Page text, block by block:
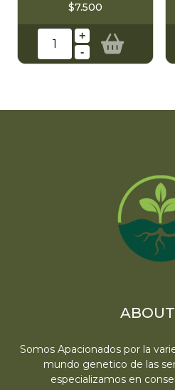
$7.500
+
-
Somos Apacionados por la
mundo genetico de las
especializamos en